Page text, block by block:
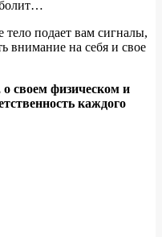
болит…
подает вам сигналы,
внимание на себя и свое
о своем физическом и
каждого